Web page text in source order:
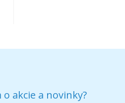
akcie a novinky?